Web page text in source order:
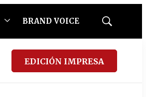
BRAND VOICE
Mostrar
EDICIÓN IMPRESA